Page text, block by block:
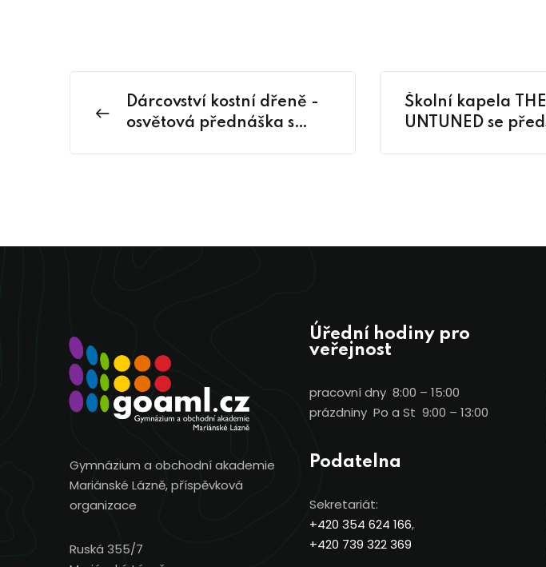
Dárcovství kostní dřeně -
osvětová přednáška s
Školní kapela THE
UNTUNED se
Gymnázium a obchodní akademie
Mariánské Lázně, příspěvková
organizace
Ruská 355/7
Úřední hodiny pro
veřejnost
pracovní dny 8:00 – 15:00
prázdniny Po a St 9:00 – 13:00
Podatelna
Sekretariát:
+420 354 624 166,
+420 739 322 369